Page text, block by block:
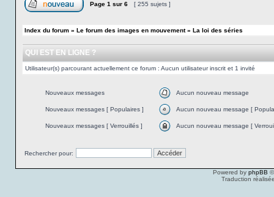
Page 1 sur 6 [ 255 sujets ]
Index du forum » Le forum des images en mouvement» La loi des séries
QUI EST EN LIGNE ?
Utilisateur(s) parcourant actuellement ce forum : Aucun utilisateur inscrit et 1 invité
Nouveaux messages Aucun nouveau message
Nouveaux messages [ Populaires ] Aucun nouveau message [
Nouveaux messages [ Verrouillés ] Aucun nouveau message [
Rechercher pour:
Powered by phpBB
Traduction